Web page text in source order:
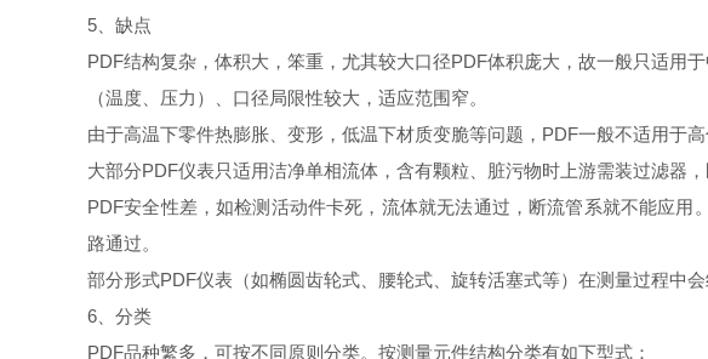
5 、缺点
PDF结构复杂，体积大，笨重，尤其较大口径PDF体积庞大，故一般只适用
（温度、压力）、口径局限性较大，适应范围窄。
由于高温下零件热膨胀、变形，低温下材质变脆等问题， PDF一般不适用于
大部分PDF仪表只适用洁净单相流体，含有颗粒、脏污物时上游需装过滤器
PDF安全性差，如检测活动件卡死，流体就无法通过，断流管系就不能应用
路通过。
部分形式PDF仪表（如椭圆齿轮式、腰轮式、旋转活塞式等）在测量过程中
6 、分类
PDF品种繁多，可按不同原则分类。按测量元件结构分类有如下型式：